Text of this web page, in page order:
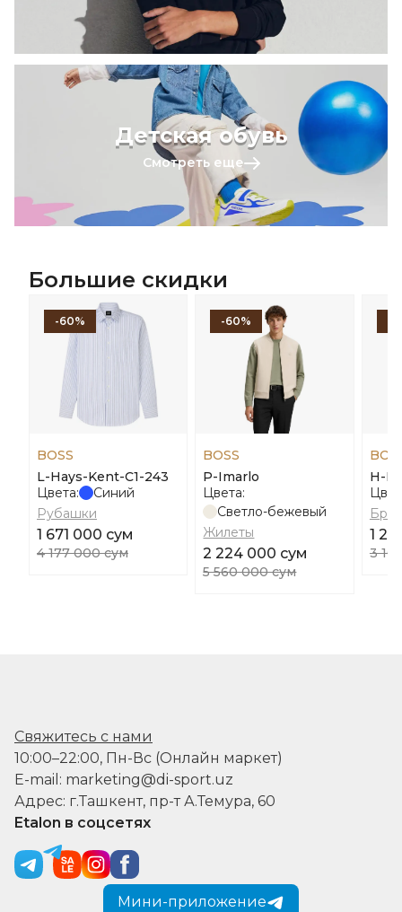
Детская обувь
Смотреть еще
Большие скидки
-60%
BOSS
L-Hays-Kent-C1-243
Цвета:
Синий
Рубашки
1 671 000 сум
4 177 000 сум
-60%
BOSS
P-Imarlo
Цвета:
Светло-бежевый
Жилеты
2 224 000 сум
5 560 000 сум
H-
1
3
Свяжитесь с нами
10:00–22:00, Пн-Вс (Онлайн маркет)
E-mail: marketing@di-sport.uz
Адрес: г.Ташкент, пр-т А.Темура, 60
Etalon в соцсетях
Мини-приложение